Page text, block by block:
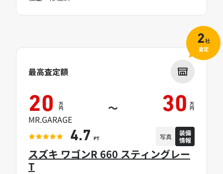
スズキ ワゴンR 660 スティングレー
T
最高査定額
20 万
円 ～ 30 万
円
MR.GARAGE
4.7 PT 写真
装備
情報
2社
査定